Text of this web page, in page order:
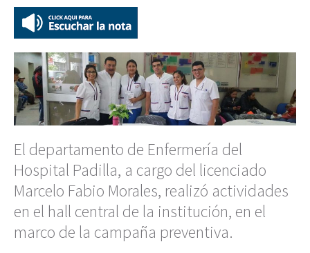
El departamento de Enfermería del
Hospital Padilla, a cargo del licenciado
Marcelo Fabio Morales, realizó actividades
en el hall central de la institución, en el
marco de la campaña preventiva.